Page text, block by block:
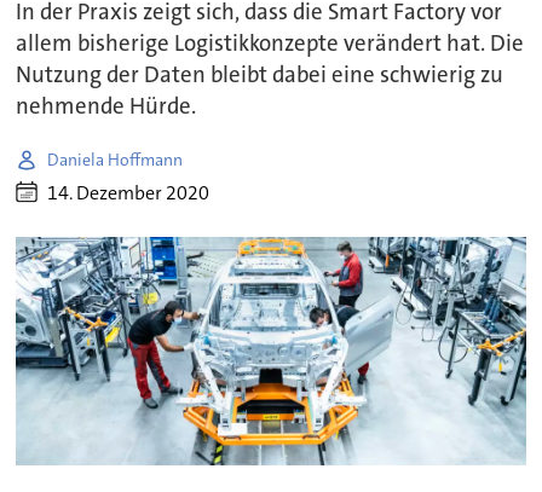
In der Praxis zeigt sich, dass die Smart Factory vor
allem bisherige Logistikkonzepte verändert hat. Die
Nutzung der Daten bleibt dabei eine schwierig zu
nehmende Hürde.
Daniela Hoffmann
14. Dezember 2020